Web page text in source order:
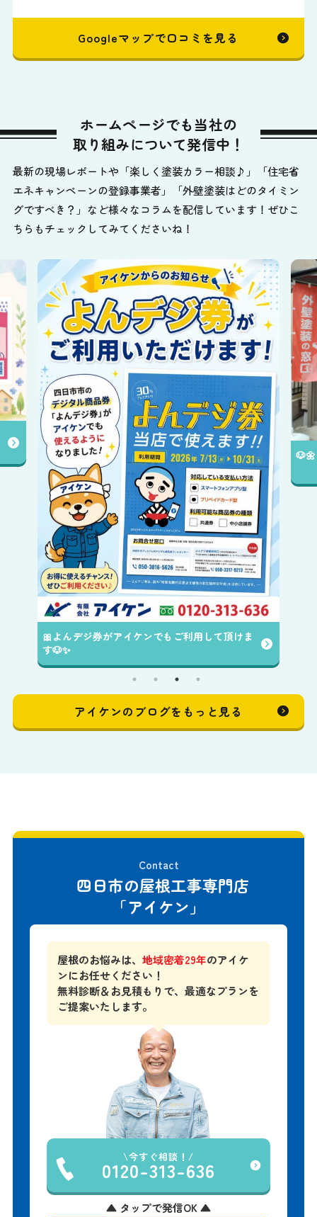
Googleマップで口コミを見る
ホームページでも当社の
取り組みについて発信中！
最新の現場レポートや「楽しく塗装カラー相談♪」「住宅省
エネキャンペーンの登録事業者」「外壁塗装はどのタイミン
グですべき？」など様々なコラムを配信しています！ぜひこ
ちらもチェックしてみてくださいね！
🐶🌼アイケンの店舗をご紹介します😊✨️
送
アイケンのブログをもっと見る
Contact
四日市の屋根工事専門店
「アイケン」
無料診断＆お見積もりで、最適なプランを
ご提案いたします。
今すぐ相談！
0120-313-636
▲ タップで発信OK ▲
無料診断を